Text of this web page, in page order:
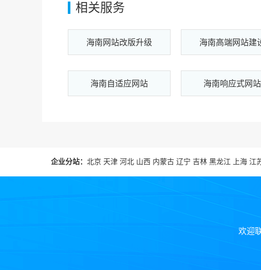
相关服务
海南网站改版升级 海南高端网站建
海南自适应网站 海南响应式网站
企业分站： 北京 天津 河北 山西 内蒙古 辽宁 吉林 黑龙江 上海 江
欢迎